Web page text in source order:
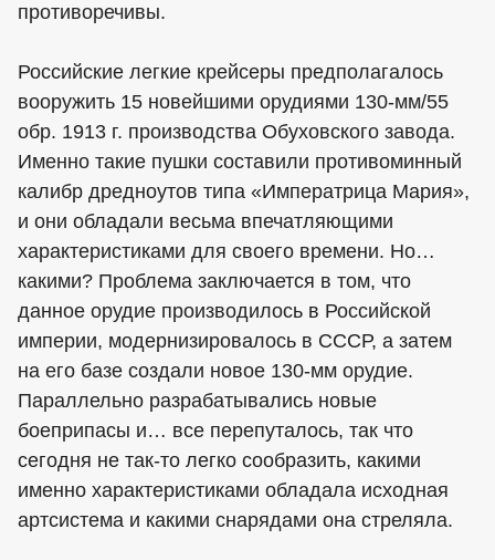
противоречивы.
Российские легкие крейсеры предполагалось
вооружить 15 новейшими орудиями 130-мм/55
обр. 1913 г. производства Обуховского завода.
Именно такие пушки составили противоминный
калибр дредноутов типа «Императрица Мария»,
и они обладали весьма впечатляющими
характеристиками для своего времени. Но…
какими? Проблема заключается в том, что
данное орудие производилось в Российской
империи, модернизировалось в СССР, а затем
на его базе создали новое 130-мм орудие.
Параллельно разрабатывались новые
боеприпасы и… все перепуталось, так что
сегодня не так-то легко сообразить, какими
именно характеристиками обладала исходная
артсистема и какими снарядами она стреляла.